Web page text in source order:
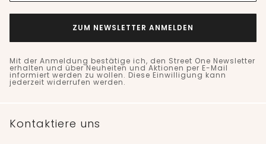
ZUM NEWSLETTER ANMELDEN
Mit der Anmeldung bestätige ich, den Street One Newsletter
erhalten und über Neuheiten und Aktionen per E-Mail
informiert werden zu wollen. Diese Einwilligung kann
jederzeit widerrufen werden.
Kontaktiere uns